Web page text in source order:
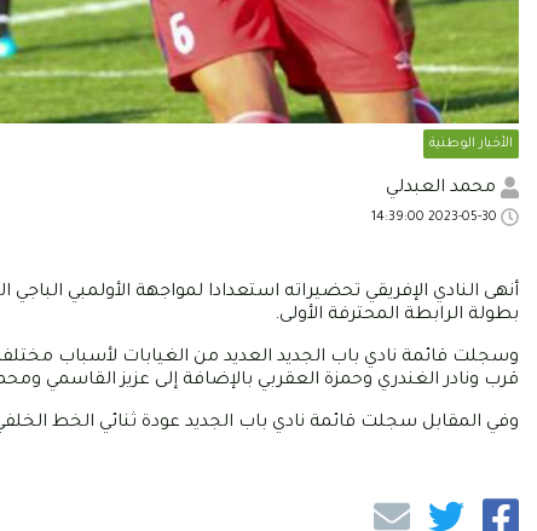
الأخبار الوطنية
محمد العبدلي
بطولة الرابطة المحترفة الأولى.
وسجلت قائمة نادي باب الجديد العديد من الغيابات لأسباب
قرب ونادر الغندري وحمزة العقربي بالإضافة إلى عزيز القاسمي
وفي المقابل سجلت قائمة نادي باب الجديد عودة ثنائي الخط